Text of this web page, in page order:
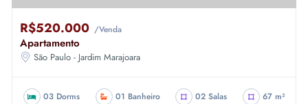
R$520.000 /Venda
Apartamento
São Paulo - Jardim Marajoara
03 Dorms 01 Banheiro 02 Salas 67 m²